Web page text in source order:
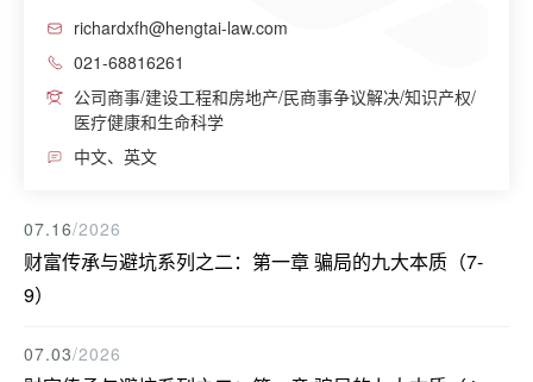
richardxfh@hengtai-law.com
021-68816261
公司商事/建设工程和房地产/民商事争议解决/知识产权/
医疗健康和生命科学
中文、英文
07.16/2026
财富传承与避坑系列之二：第一章 骗局的九大本质（7-
9）
07.03/2026